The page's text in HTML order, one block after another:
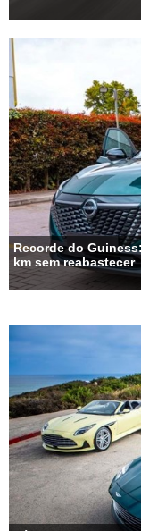
Recorde do
km sem reabastecer